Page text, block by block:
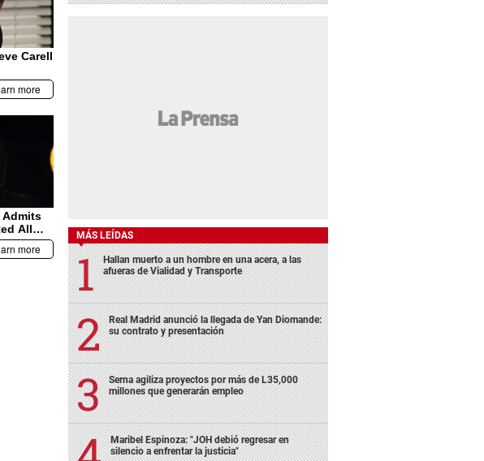
MÁS LEÍDAS
Hallan muerto a un hombre en una acera, a las
afueras de Vialidad y Transporte
Real Madrid anunció la llegada de Yan Diomande:
su contrato y presentación
Serna agiliza proyectos por más de L35,000
millones que generarán empleo
Maribel Espinoza: "JOH debió regresar en
silencio a enfrentar la justicia"